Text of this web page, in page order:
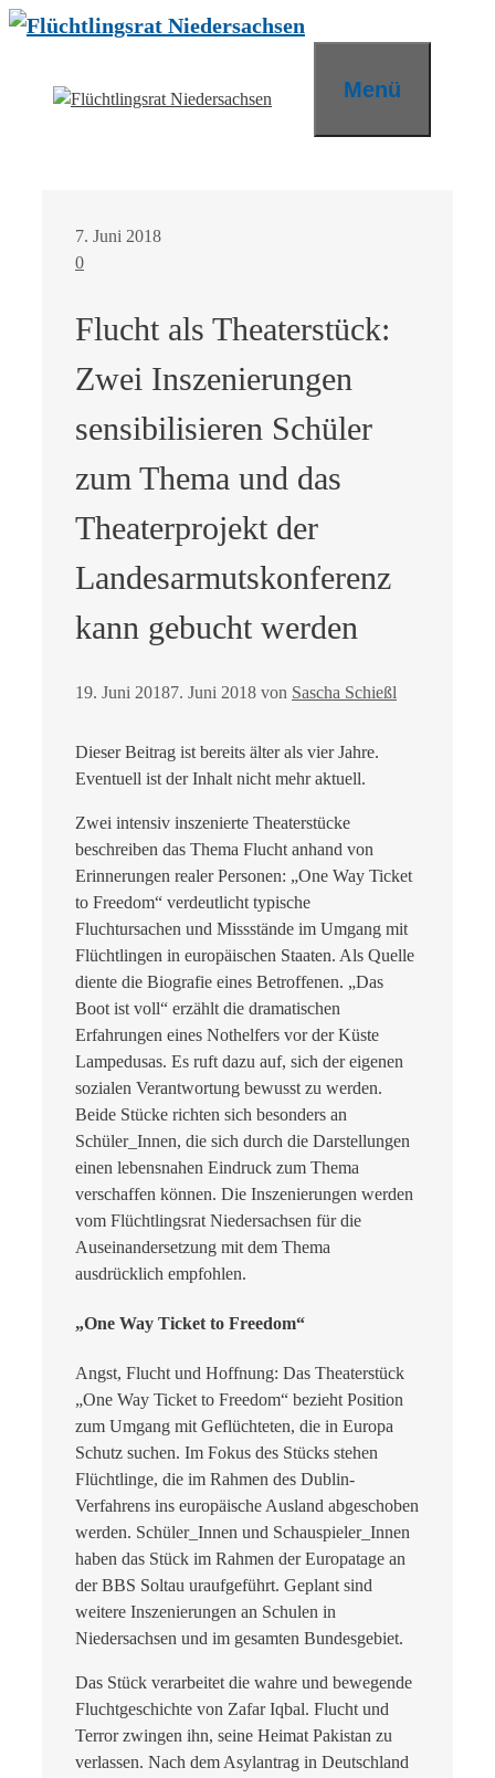
Zum
Menü
7. Juni 2018
0
Flucht als Theaterstück:
Zwei Inszenierungen
sensibilisieren Schüler
zum Thema und das
Theaterprojekt der
Landesarmutskonferenz
kann gebucht werden
19. Juni 20187. Juni 2018 von Sascha Schießl
Dieser Beitrag ist bereits älter als vier Jahre.
Eventuell ist der Inhalt nicht mehr aktuell.
Zwei intensiv inszenierte Theaterstücke
beschreiben das Thema Flucht anhand von
Erinnerungen realer Personen: „One Way Ticket
to Freedom“ verdeutlicht typische
Fluchtursachen und Missstände im Umgang mit
Flüchtlingen in europäischen Staaten. Als Quelle
diente die Biografie eines Betroffenen. „Das
Boot ist voll“ erzählt die dramatischen
Erfahrungen eines Nothelfers vor der Küste
Lampedusas. Es ruft dazu auf, sich der eigenen
sozialen Verantwortung bewusst zu werden.
Beide Stücke richten sich besonders an
Schüler_Innen, die sich durch die Darstellungen
einen lebensnahen Eindruck zum Thema
verschaffen können. Die Inszenierungen werden
vom Flüchtlingsrat Niedersachsen für die
Auseinandersetzung mit dem Thema
ausdrücklich empfohlen.
„One Way Ticket to Freedom“
Angst, Flucht und Hoffnung: Das Theaterstück
„One Way Ticket to Freedom“ bezieht Position
zum Umgang mit Geflüchteten, die in Europa
Schutz suchen. Im Fokus des Stücks stehen
Flüchtlinge, die im Rahmen des Dublin-
Verfahrens ins europäische Ausland abgeschoben
werden. Schüler_Innen und Schauspieler_Innen
haben das Stück im Rahmen der Europatage an
der BBS Soltau uraufgeführt. Geplant sind
weitere Inszenierungen an Schulen in
Niedersachsen und im gesamten Bundesgebiet.
Das Stück verarbeitet die wahre und bewegende
Fluchtgeschichte von Zafar Iqbal. Flucht und
Terror zwingen ihn, seine Heimat Pakistan zu
verlassen. Nach dem Asylantrag in Deutschland